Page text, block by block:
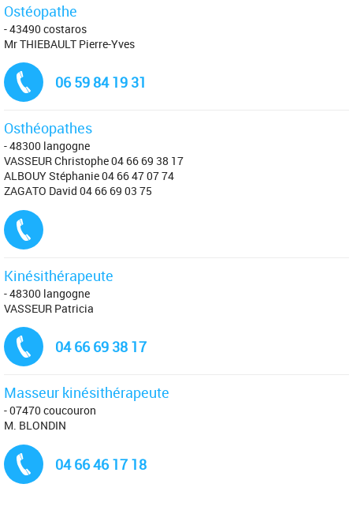
Ostéopathe
- 43490 costaros
Mr THIEBAULT Pierre-Yves
06 59 84 19 31
Osthéopathes
- 48300 langogne
VASSEUR Christophe 04 66 69 38 17
ALBOUY Stéphanie 04 66 47 07 74
ZAGATO David 04 66 69 03 75
Kinésithérapeute
- 48300 langogne
VASSEUR Patricia
04 66 69 38 17
Masseur kinésithérapeute
- 07470 coucouron
M. BLONDIN
04 66 46 17 18